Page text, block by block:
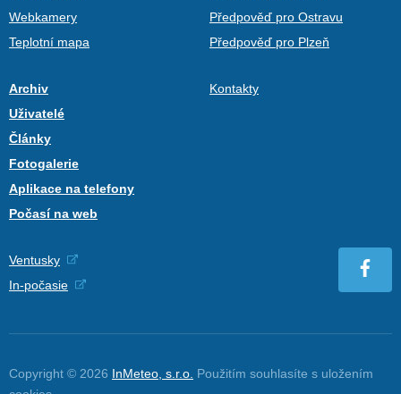
Webkamery
Teplotní mapa
Předpověď pro Ostravu
Předpověď pro Plzeň
Archiv
Uživatelé
Články
Fotogalerie
Aplikace na telefony
Počasí na web
Kontakty
Ventusky
In-počasie
Copyright © 2026 InMeteo, s.r.o. Použitím souhlasíte s uložením